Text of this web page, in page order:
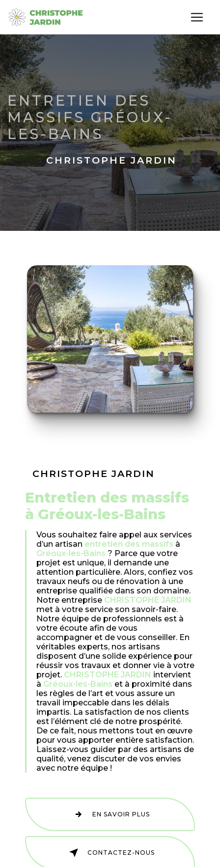
ENTRETIEN DES
MASSIFS GRÉOUX-
LES-BAINS
CHRISTOPHE JARDIN
CHRISTOPHE JARDIN
entretien des massifs
à Gréoux-les-Bains
Vous souhaitez faire appel aux services
d’un artisan entretien des massifs à
Gréoux-les-Bains ? Parce que votre
projet est unique, il demande une
attention particulière. Alors, confiez vos
travaux neufs ou de rénovation à une
entreprise qualifiée dans son domaine.
Notre entreprise CHRISTOPHE JARDIN
met à votre service son savoir-faire.
Notre équipe de professionnels est à
votre écoute afin de vous
accompagner et de vous conseiller. En
véritables experts, nos artisans
disposent d’une solide expérience pour
réussir vos travaux et donner vie à votre
projet. CHRISTOPHE JARDIN intervient
à Gréoux-les-Bains et à proximité dans
les règles de l’art et vous assure un
travail impeccable dans les délais
impartis. La satisfaction de nos clients
est l’élément clé de notre prospérité.
De ce fait, nous mettons tout en œuvre
pour vous apporter entière satisfaction.
Laissez-vous guider par des artisans de
qualité, venez discuter de vos envies
avec notre équipe !
EN SAVOIR PLUS
CONTACTEZ-NOUS